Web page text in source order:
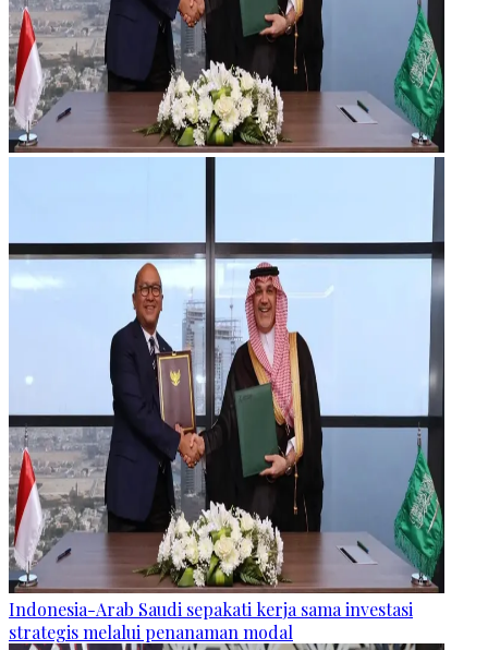
Indonesia-Arab Saudi sepakati kerja sama investasi
strategis melalui penanaman modal